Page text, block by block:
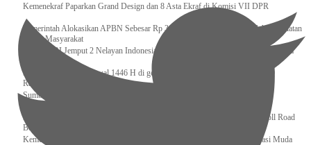
Kemenekraf Paparkan Grand Design dan 8 Asta Ekraf di Komisi VII DPR
Pemerintah Alokasikan APBN Sebesar Rp 3,4 Triliun untuk Program Cek Kesehatan
Gratis Masyarakat
Bakamla RI Jemput 2 Nelayan Indonesia di Perbatasan Terluar Indonesia Malaysia
Sidang Isbat Awal Syawal 1446 H di gelar oleh Kementerian Agama pada 29
Ramadan
Sumber Daya Adalah Tantangan Penanganan Darurat Bencana di Daerah
Dukung Kelancaran Lalu Lintas Libur Idul Fitri 1446h / 2025m, Waskita Toll Road
Berlakukan Diskon Tarif Sebesar 20%
Kemenekraf – Kemeninves Perkuat Sinergi Demi Lapangan Kerja Generasi Muda